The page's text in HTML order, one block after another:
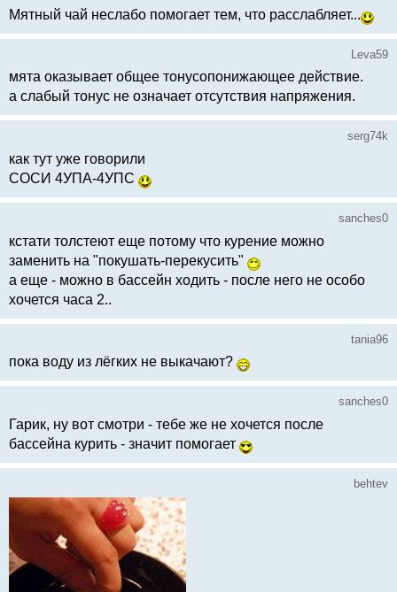
Мятный чай неслабо помогает тем, что расслабляет...
Leva59
мята оказывает общее тонусопонижающее действие.
а слабый тонус не означает отсутствия напряжения.
serg74k
как тут уже говорили
СОСИ 4УПА-4УПС
sanches0
кстати толстеют еще потому что курение можно
заменить на "покушать-перекусить"
а еще - можно в бассейн ходить - после него не особо
хочется часа 2..
tania96
пока воду из лёгких не выкачают?
sanches0
Гарик, ну вот смотри - тебе же не хочется после
бассейна курить - значит помогает
behtev